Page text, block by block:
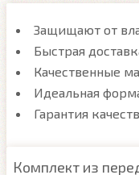
Защищают от
Быстрая
Качественные
Идеальная
Гарантия
Комплект из